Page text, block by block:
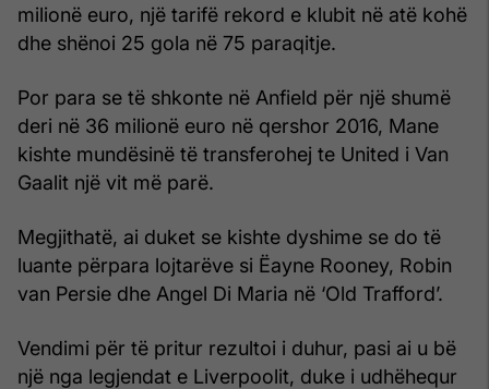
milionë euro, një tarifë rekord e klubit në atë kohë
dhe shënoi 25 gola në 75 paraqitje.
Por para se të shkonte në Anfield për një shumë
deri në 36 milionë euro në qershor 2016, Mane
kishte mundësinë të transferohej te United i Van
Gaalit një vit më parë.
Megjithatë, ai duket se kishte dyshime se do të
luante përpara lojtarëve si Ëayne Rooney, Robin
van Persie dhe Angel Di Maria në ‘Old Trafford’.
Vendimi për të pritur rezultoi i duhur, pasi ai u bë
një nga legjendat e Liverpoolit, duke i udhëhequr